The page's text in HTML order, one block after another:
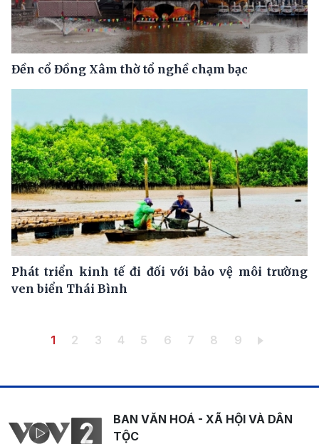
Đền cổ Đồng Xâm thờ tổ nghề chạm bạc
Phát triển kinh tế đi đối với bảo vệ môi trường
ven biển Thái Bình
Pagination
Trang hiện thời
1 Trang
2 Trang
3 Trang
4 Trang
5 Trang
6 Trang
7 Trang
8 Trang
9
BAN VĂN HOÁ - XÃ HỘI VÀ DÂN
TỘC